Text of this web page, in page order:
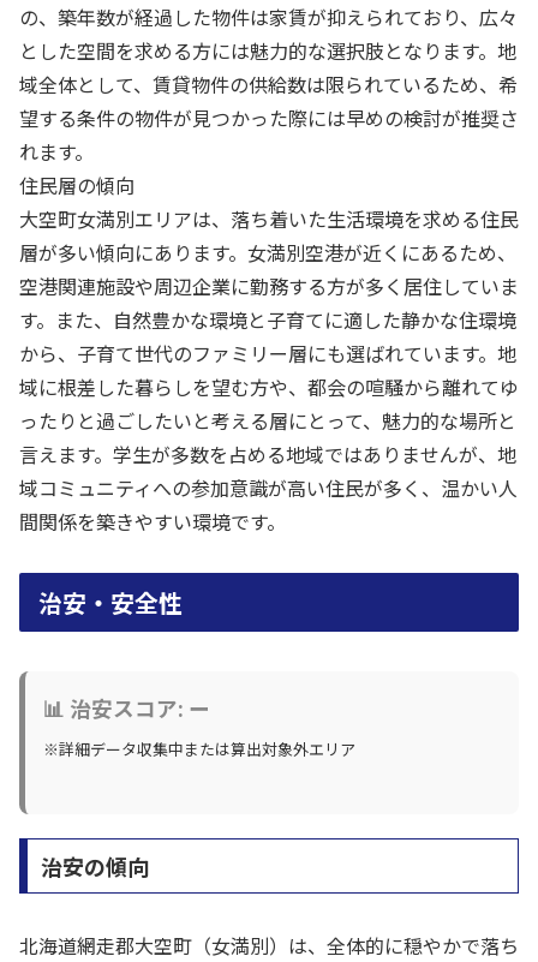
の、築年数が経過した物件は家賃が抑えられており、広々
とした空間を求める方には魅力的な選択肢となります。地
域全体として、賃貸物件の供給数は限られているため、希
望する条件の物件が見つかった際には早めの検討が推奨さ
れます。
住民層の傾向
大空町女満別エリアは、落ち着いた生活環境を求める住民
層が多い傾向にあります。女満別空港が近くにあるため、
空港関連施設や周辺企業に勤務する方が多く居住していま
す。また、自然豊かな環境と子育てに適した静かな住環境
から、子育て世代のファミリー層にも選ばれています。地
域に根差した暮らしを望む方や、都会の喧騒から離れてゆ
ったりと過ごしたいと考える層にとって、魅力的な場所と
言えます。学生が多数を占める地域ではありませんが、地
域コミュニティへの参加意識が高い住民が多く、温かい人
間関係を築きやすい環境です。
治安・安全性
📊 治安スコア: ー
※詳細データ収集中または算出対象外エリア
治安の傾向
北海道網走郡大空町（女満別）は、全体的に穏やかで落ち